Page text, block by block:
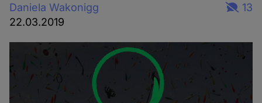
Daniela Wakonigg
22.03.2019
13